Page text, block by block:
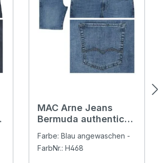
MAC Arne Jeans
Bermuda authentic
Farbe: Blau angewaschen -
FarbNr.: H468